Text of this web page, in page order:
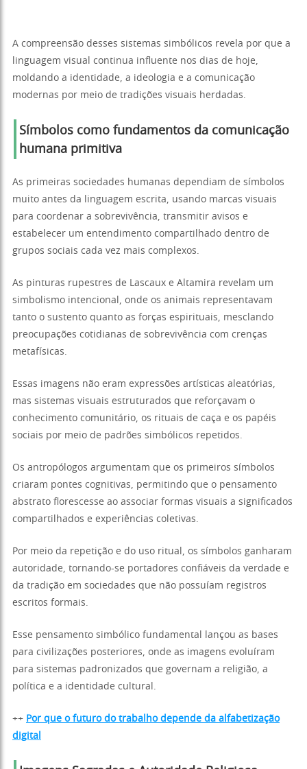
A compreensão desses sistemas simbólicos revela por que a
linguagem visual continua influente nos dias de hoje,
moldando a identidade, a ideologia e a comunicação
modernas por meio de tradições visuais herdadas.
Símbolos como fundamentos da comunicação
humana primitiva
As primeiras sociedades humanas dependiam de símbolos
muito antes da linguagem escrita, usando marcas visuais
para coordenar a sobrevivência, transmitir avisos e
estabelecer um entendimento compartilhado dentro de
grupos sociais cada vez mais complexos.
As pinturas rupestres de Lascaux e Altamira revelam um
simbolismo intencional, onde os animais representavam
tanto o sustento quanto as forças espirituais, mesclando
preocupações cotidianas de sobrevivência com crenças
metafísicas.
Essas imagens não eram expressões artísticas aleatórias,
mas sistemas visuais estruturados que reforçavam o
conhecimento comunitário, os rituais de caça e os papéis
sociais por meio de padrões simbólicos repetidos.
Os antropólogos argumentam que os primeiros símbolos
criaram pontes cognitivas, permitindo que o pensamento
abstrato florescesse ao associar formas visuais a significados
compartilhados e experiências coletivas.
Por meio da repetição e do uso ritual, os símbolos ganharam
autoridade, tornando-se portadores confiáveis da verdade e
da tradição em sociedades que não possuíam registros
escritos formais.
Esse pensamento simbólico fundamental lançou as bases
para civilizações posteriores, onde as imagens evoluíram
para sistemas padronizados que governam a religião, a
política e a identidade cultural.
++ Por que o futuro do trabalho depende da alfabetização
digital